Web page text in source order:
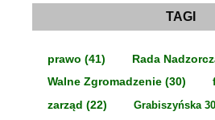
TAGI
prawo (41) Rada
Walne Zgromadzenie (30)
zarząd (22) Grabiszyńska